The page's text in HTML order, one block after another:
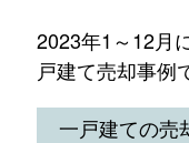
2023年1～12月
戸建て売却事例
一戸建ての売